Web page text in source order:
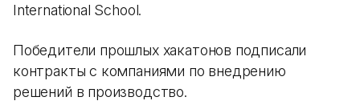
International School.
Победители прошлых хакатонов подписали
контракты с компаниями по внедрению
решений в производство.